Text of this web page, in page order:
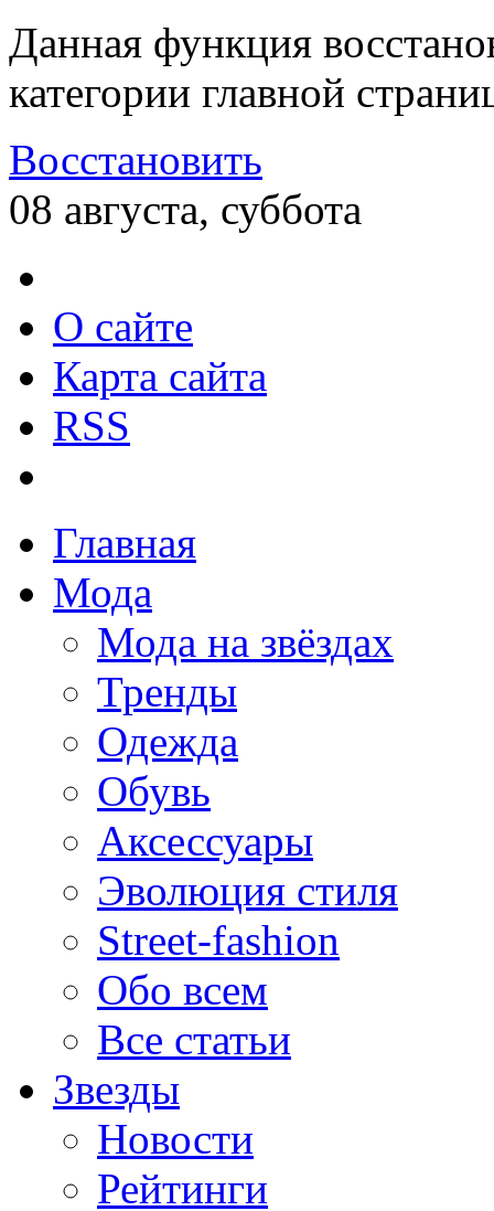
Данная функция
категории главной
Восстановить
08 августа, суббота
О сайте
Карта сайта
RSS
Главная
Мода
Мода на звёздах
Тренды
Одежда
Обувь
Аксессуары
Эволюция стиля
Street-fashion
Обо всем
Все статьи
Звезды
Новости
Рейтинги